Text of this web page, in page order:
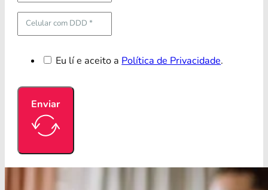
Eu lí e aceito aPolítica de Privacidade.
Enviar